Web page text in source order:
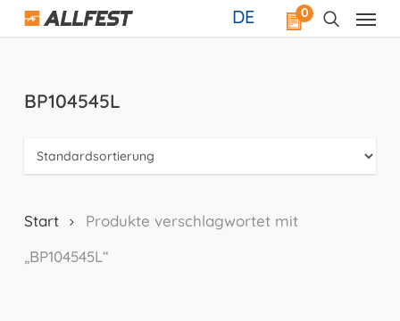
Skip
0
DE
BP104545L
Start
Produkte verschlagwortet mit
„BP104545L“